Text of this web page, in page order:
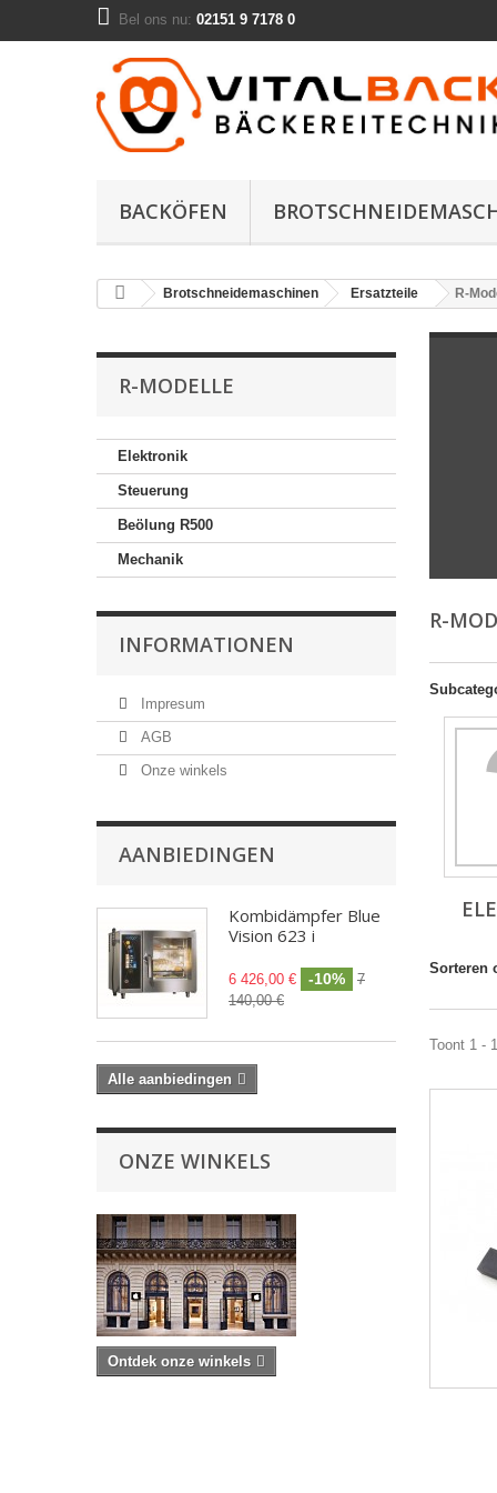
Bel ons nu: 02151 9 7178 0
BACKÖFEN
Brotschneidemaschinen Ersatzteile R-
R-MODELLE
Elektronik
Steuerung
Beölung R500
Mechanik
INFORMATIONEN
Impresum
AGB
Onze winkels
AANBIEDINGEN
Kombidämpfer Blue
Vision 623 i
6 426,00 € -10%
7
140,00 €
Alle aanbiedingen
ONZE WINKELS
Ontdek onze winkels
R-
Sorteren
Toont 1 -